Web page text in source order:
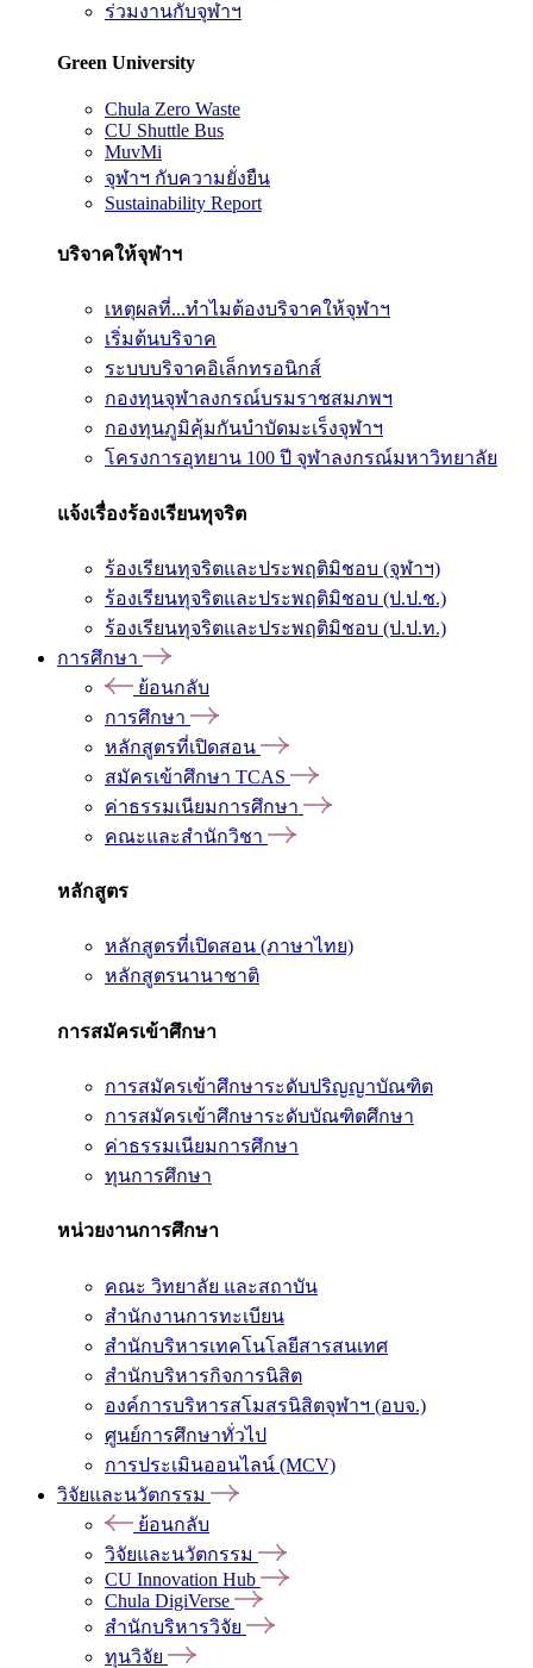
ร่วมงานกับจุฬาฯ
Green University
Chula Zero Waste
CU Shuttle Bus
MuvMi
จุฬาฯ กับความยั่งยืน
Sustainability Report
บริจาคให้จุฬาฯ
เหตุผลที่...ทำไมต้องบริจาคให้จุฬาฯ
เริ่มต้นบริจาค
ระบบบริจาคอิเล็กทรอนิกส์
กองทุนจุฬาลงกรณ์บรมราชสมภพฯ
กองทุนภูมิคุ้มกันบำบัดมะเร็งจุฬาฯ
โครงการอุทยาน 100 ปี จุฬาลงกรณ์มหาวิทยาลัย
แจ้งเรื่องร้องเรียนทุจริต
ร้องเรียนทุจริตและประพฤติมิชอบ (จุฬาฯ)
ร้องเรียนทุจริตและประพฤติมิชอบ (ป.ป.ช.)
ร้องเรียนทุจริตและประพฤติมิชอบ (ป.ป.ท.)
การศึกษา
ย้อนกลับ
การศึกษา
หลักสูตรที่เปิดสอน
สมัครเข้าศึกษา TCAS
ค่าธรรมเนียมการศึกษา
คณะและสำนักวิชา
หลักสูตร
หลักสูตรที่เปิดสอน (ภาษาไทย)
หลักสูตรนานาชาติ
การสมัครเข้าศึกษา
การสมัครเข้าศึกษาระดับปริญญาบัณฑิต
การสมัครเข้าศึกษาระดับบัณฑิตศึกษา
ค่าธรรมเนียมการศึกษา
ทุนการศึกษา
หน่วยงานการศึกษา
คณะ วิทยาลัย และสถาบัน
สำนักงานการทะเบียน
สำนักบริหารเทคโนโลยีสารสนเทศ
สำนักบริหารกิจการนิสิต
องค์การบริหารสโมสรนิสิตจุฬาฯ (อบจ.)
ศูนย์การศึกษาทั่วไป
การประเมินออนไลน์ (MCV)
วิจัยและนวัตกรรม
ย้อนกลับ
วิจัยและนวัตกรรม
CU Innovation Hub
Chula DigiVerse
สำนักบริหารวิจัย
ทุนวิจัย